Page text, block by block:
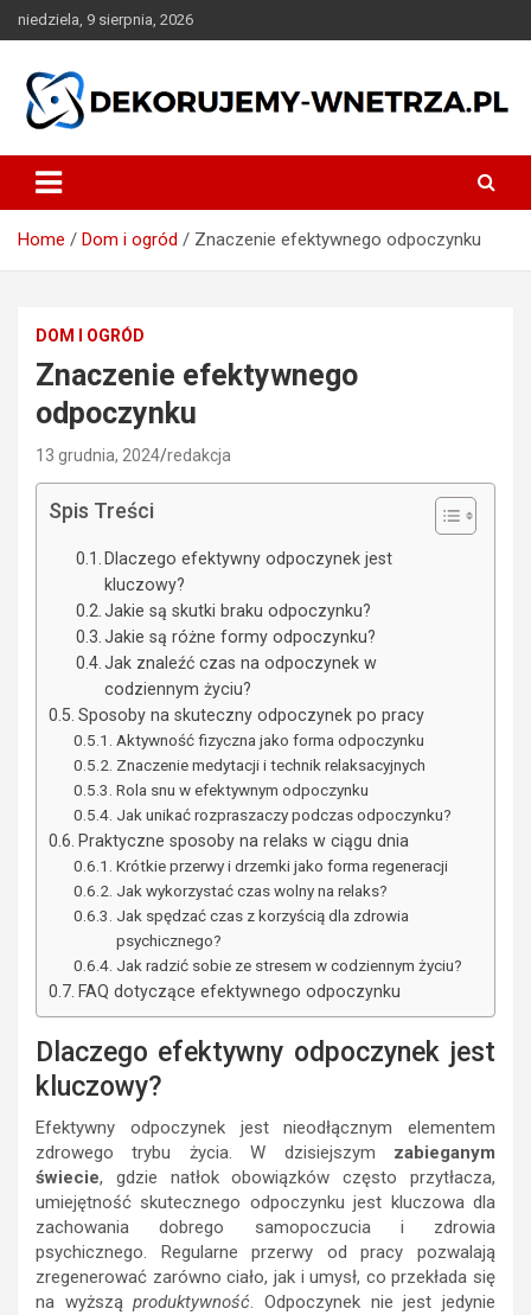
Skip
to
niedziela, 9 sierpnia, 2026
dekorujemy-wnetrza.pl
Home Dom i ogród Znaczenie efektywnego odpoczynku
DOM I OGRÓD
Znaczenie efektywnego
odpoczynku
13 grudnia, 2024 redakcja
Spis Treści
Dlaczego efektywny odpoczynek jest
kluczowy?
Jakie są skutki braku odpoczynku?
Jakie są różne formy odpoczynku?
Jak znaleźć czas na odpoczynek w
codziennym życiu?
Sposoby na skuteczny odpoczynek po pracy
Aktywność fizyczna jako forma odpoczynku
Znaczenie medytacji i technik relaksacyjnych
Rola snu w efektywnym odpoczynku
Jak unikać rozpraszaczy podczas odpoczynku?
Praktyczne sposoby na relaks w ciągu dnia
Krótkie przerwy i drzemki jako forma regeneracji
Jak wykorzystać czas wolny na relaks?
Jak spędzać czas z korzyścią dla zdrowia
psychicznego?
Jak radzić sobie ze stresem w codziennym życiu?
FAQ dotyczące efektywnego odpoczynku
Dlaczego efektywny odpoczynek jest
kluczowy?
Efektywny odpoczynek jest nieodłącznym elementem
zdrowego trybu życia. W dzisiejszym zabieganym
świecie, gdzie natłok obowiązków często przytłacza,
umiejętność skutecznego odpoczynku jest kluczowa dla
zachowania dobrego samopoczucia i zdrowia
psychicznego. Regularne przerwy od pracy pozwalają
zregenerować zarówno ciało, jak i umysł, co przekłada się
na wyższąproduktywność. Odpoczynek nie jest jedynie